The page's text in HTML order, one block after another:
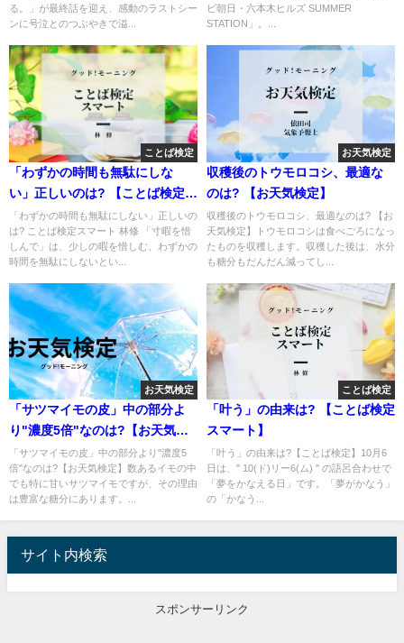
る。」が最終話を迎え、感動のラストシー
ンに号泣とのつぶやきで溢...
ビ朝日・六本木ヒルズ SUMMER
STATION」。...
ことば検定
「わずかの時間も無駄にしな
い」正しいのは? 【ことば検定ス
マート】
「わずかの時間も無駄にしない」正しいの
は? ことば検定スマート 林修 「寸暇を惜
しんで」は、少しの暇を惜しむ、わずかの
時間を無駄にしないとい...
お天気検定
収穫後のトウモロコシ、最適な
のは? 【お天気検定】
収穫後のトウモロコシ、最適なのは? 【お
天気検定】トウモロコシは食べごろになっ
たものを収穫します。収穫した後は、水分
も糖分もだんだん減ってし...
お天気検定
「サツマイモの皮」中の部分よ
り"濃度5倍"なのは?【お天気検
定】
「サツマイモの皮」中の部分より"濃度5
倍"なのは?【お天気検定】数あるイモの中
でも特に甘いサツマイモですが、その理由
は豊富な糖分にあります。...
ことば検定
「叶う」の由来は? 【ことば検定
スマート】
「叶う」の由来は?【ことば検定】10月6
日は、" 10(ド)リー6(ム) " の語呂合わせで
「夢をかなえる日」です。「夢がかなう」
の「かなう...
サイト内検索
スポンサーリンク